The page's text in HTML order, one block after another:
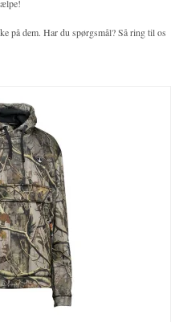
på dem. Har du spørgsmål? Så ring til os